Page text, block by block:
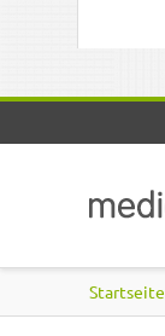
Startseite